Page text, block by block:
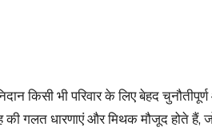
किसी भी परिवार के लिए बेहद
की गलत धारणाएं और मिथक मौजूद होते हैं,